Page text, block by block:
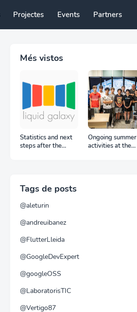
Projectes Events Partners
Més vistos
Statistics and next
steps after the
Ongoing summer
activities at the
Tags de posts
@aleturin
@andreuibanez
@FlutterLleida
@GoogleDevExpert
@googleOSS
@LaboratorisTIC
@Vertigo87